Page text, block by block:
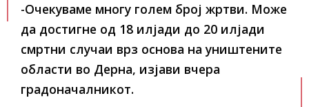
-Очекуваме многу голем број жртви. Може
да достигне од 18 илјади до 20 илјади
смртни случаи врз основа на уништените
области во Дерна, изјави вчера
градоначалникот.